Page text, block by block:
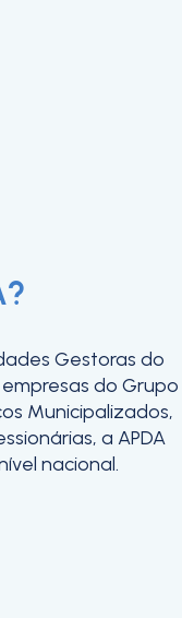
Gestoras do
do Grupo
Municipalizados,
a APDA
nacional.